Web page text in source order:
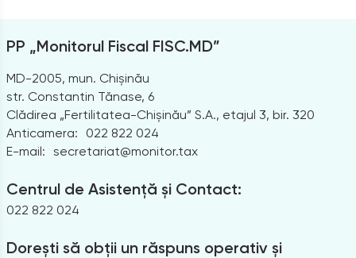
PP „Monitorul Fiscal FISC.MD”
MD-2005, mun. Chișinău
str. Constantin Tănase, 6
Clădirea „Fertilitatea-Chișinău” S.A., etajul 3, bir. 320
Anticamera:
022 822 024
E-mail: secretariat@monitor.tax
Centrul de Asistență și Contact:
022 822 024
Dorești să obții un răspuns operativ și